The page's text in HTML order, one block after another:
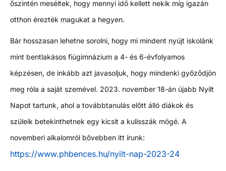
őszintén meséltek, hogy mennyi idő kellett nekik míg igazán
otthon érezték magukat a hegyen.
Bár hosszasan lehetne sorolni, hogy mi mindent nyújt iskolánk
mint bentlakásos fiúgimnázium a 4- és 6-évfolyamos
képzésen, de inkább azt javasoljuk, hogy mindenki győződjön
meg róla a saját szemével. 2023. november 18-án újabb Nyílt
Napot tartunk, ahol a továbbtanulás előtt álló diákok és
szüleik betekinthetnek egy kicsit a kulisszák mögé. A
novemberi alkalomról bővebben itt írunk:
https://www.phbences.hu/nyilt-nap-2023-24